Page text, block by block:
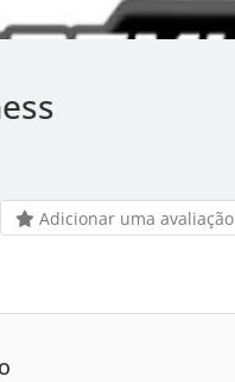
Adicionar uma avaliação